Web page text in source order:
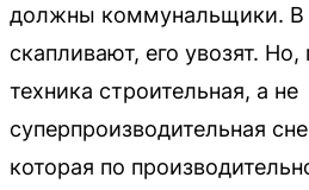
должны коммунальщики. В
скапливают, его увозят. Но,
техника строительная, а не
суперпроизводительная
которая по